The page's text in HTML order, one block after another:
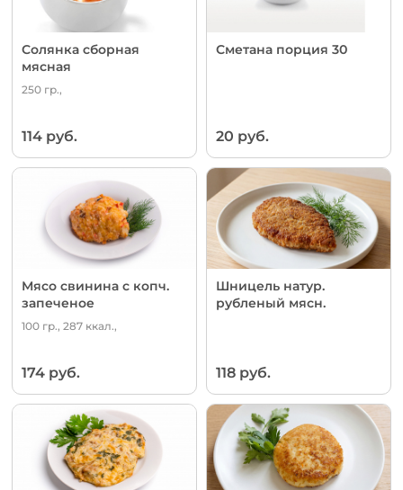
Солянка сборная
мясная
250 гр.,
114 руб.
Сметана порция 30
20 руб.
Мясо свинина с копч.
запеченое
100 гр., 287 ккал.,
174 руб.
Шницель натур.
рубленый мясн.
118 руб.